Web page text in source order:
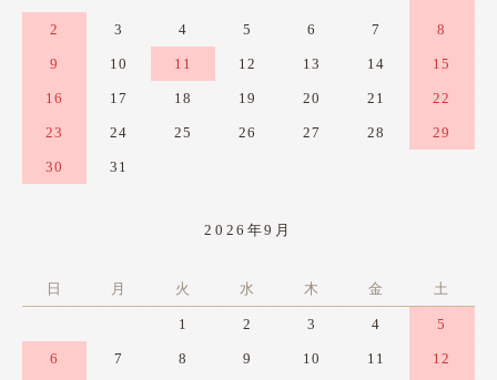
2 3 4 5 6 7 8
9 10 11 12 13 14 15
16 17 18 19 20 21 22
23 24 25 26 27 28 29
30 31
2026年9月
日 月 火 水 木 金 土
1 2 3 4 5
6 7 8 9 10 11 12